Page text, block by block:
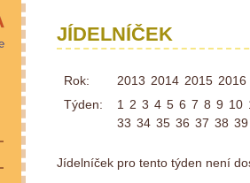
JÍDELNÍČEK
Rok: 2013 2014 2015 2016
Týden:
1 2 3 4 5 6 7 8 9 10
33 34 35 36 37 38 39
Jídelníček pro tento týden není